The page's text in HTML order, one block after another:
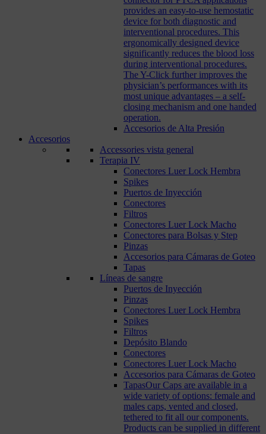
provides an easy-to-use hemostatic
device for both diagnostic and
interventional procedures. This
ergonomically designed device
significantly reduces the blood loss
during interventional procedures.
The Y-Click further improves the
physician’s performances with its
most unique advantages – a self-
closing mechanism and one handed
operation.
Accesorios de Alta Presión
Accesorios
Accessories vista general
Terapia IV
Conectores Luer Lock Hembra
Spikes
Puertos de Inyección
Conectores
Filtros
Conectores Luer Lock Macho
Conectores para Bolsas y Step
Pinzas
Accesorios para Cámaras de Goteo
Tapas
Líneas de sangre
Puertos de Inyección
Pinzas
Conectores Luer Lock Hembra
Spikes
Filtros
Depósito Blando
Conectores
Conectores Luer Lock Macho
Accesorios para Cámaras de Goteo
TapasOur Caps are available in a
wide variety of options: female and
males caps, vented and closed,
tethered to fit all our components.
Products can be supplied in different